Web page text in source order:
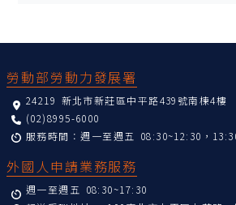
勞動部勞動力發展署
24219 新北市新莊區中平路439號南棟4樓
(02)8995-6000
服務時間：週一至週五 08:30~12:30，
外國人申請業務服務
週一至週五 08:30~17:30